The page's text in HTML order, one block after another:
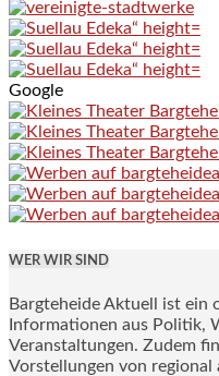
Google
WER WIR SIND
Bargteheide Aktuell ist ein
Informationen aus Politik,
Veranstaltungen. Zudem
Vorstellungen von regional